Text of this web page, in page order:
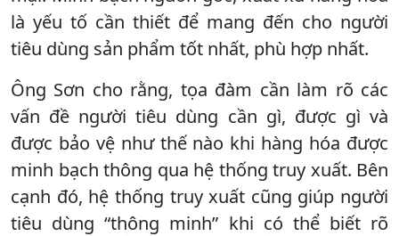
là yếu tố cần thiết để mang đến cho người
tiêu dùng sản phẩm tốt nhất, phù hợp nhất.
Ông Sơn cho rằng, tọa đàm cần làm rõ các
vấn đề người tiêu dùng cần gì, được gì và
được bảo vệ như thế nào khi hàng hóa được
minh bạch thông qua hệ thống truy xuất. Bên
cạnh đó, hệ thống truy xuất cũng giúp người
tiêu dùng “thông minh” khi có thể biết rõ